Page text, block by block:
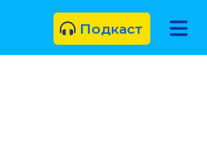
Подкаст